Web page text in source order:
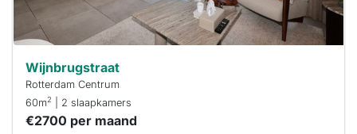
Wijnbrugstraat
Rotterdam Centrum
60m2 | 2 slaapkamers
€2700 per maand